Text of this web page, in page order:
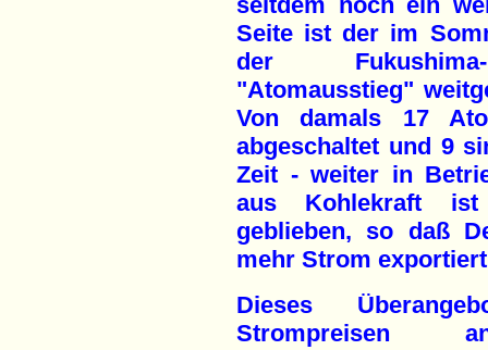
Seite ist der im
der Fukushima-
"Atomausstieg"
Von damals 17
abgeschaltet und 9
Zeit - weiter in
aus Kohlekraft ist
geblieben, so daß
mehr Strom
Dieses
Strompreisen